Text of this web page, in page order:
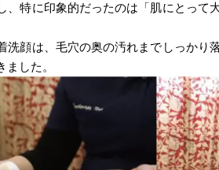
、特に印象的だったのは「肌にとって
洗顔は、毛穴の奥の汚れまでしっかり
した。